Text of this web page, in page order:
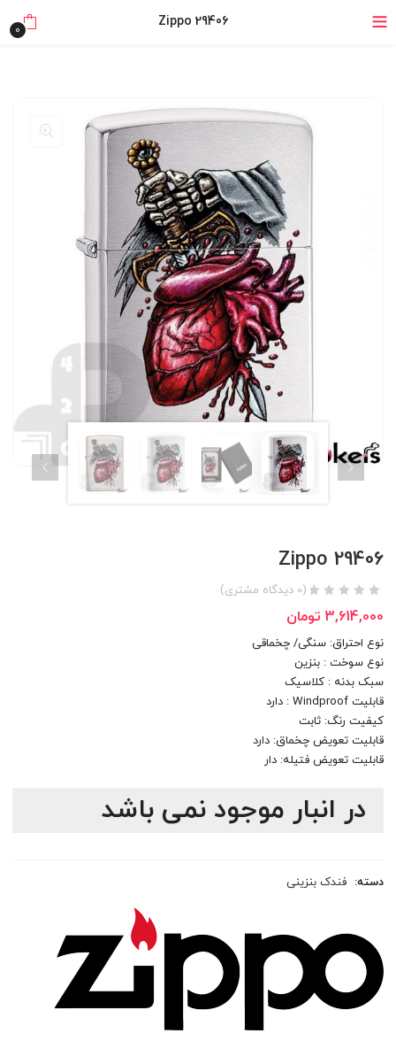
Zippo 29406
0
Zippo 29406
(
0 دیدگاه مشتری)
3,614,000 تومان
نوع احتراق: سنگی/ چخماقی
نوع سوخت : بنزین
سبک بدنه : کلاسیک
قابلیت Windproof : دارد
کیفیت رنگ: ثابت
قابلیت تعویض چخماق: دارد
قابلیت تعویض فتیله: دار
در انبار موجود نمی باشد
دسته: فندک بنزینی